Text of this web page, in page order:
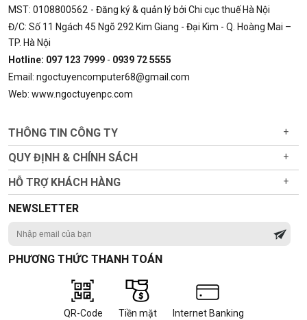
MST: 0108800562 - Đăng ký & quản lý bởi Chi cục thuế Hà Nội
Đ/C: Số 11 Ngách 45 Ngõ 292 Kim Giang - Đại Kim - Q. Hoàng Mai –
TP. Hà Nội
Hotline: 097 123 7999 - 0939 72 5555
Email: ngoctuyencomputer68@gmail.com
Web: www.ngoctuyenpc.com
THÔNG TIN CÔNG TY +
QUY ĐỊNH & CHÍNH SÁCH +
HỖ TRỢ KHÁCH HÀNG +
NEWSLETTER
PHƯƠNG THỨC THANH TOÁN
QR-Code Tiền mặt Internet Banking